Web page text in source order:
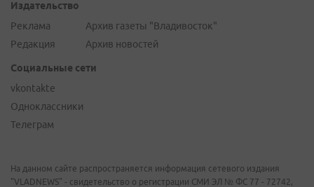
Издательство
Реклама
Редакция
Архив газеты "Владивосток"
Архив новостей
Социальные сети
vkontakte
Одноклассники
Телеграм
На данном сайте распространяется информация сетевого издания
"VLADNEWS" - свидетельство о регистрации СМИ ЭЛ № ФС 77 - 72742,